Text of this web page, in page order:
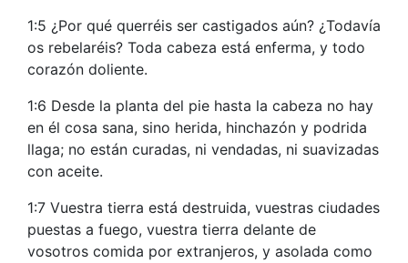
1:5 ¿Por qué querréis ser castigados aún? ¿Todavía
os rebelaréis? Toda cabeza está enferma, y todo
corazón doliente.
1:6 Desde la planta del pie hasta la cabeza no hay
en él cosa sana, sino herida, hinchazón y podrida
llaga; no están curadas, ni vendadas, ni suavizadas
con aceite.
1:7 Vuestra tierra está destruida, vuestras ciudades
puestas a fuego, vuestra tierra delante de
vosotros comida por extranjeros, y asolada como